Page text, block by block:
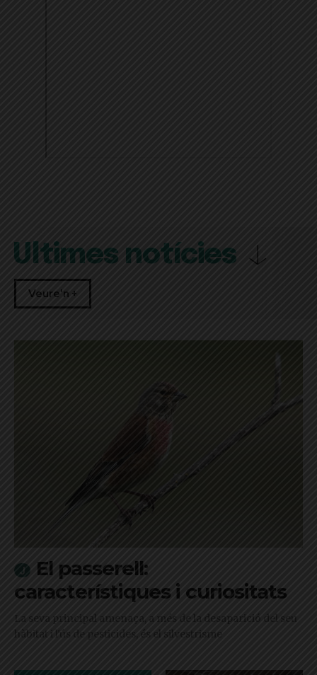
Últimes notícies
Veure'n +
El passerell:
característiques i curiositats
La seva principal amenaça, a més de la desaparició del seu
hàbitat i l'ús de pesticides, és el silvestrisme